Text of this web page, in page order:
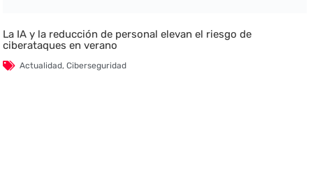
La IA y la reducción de personal elevan el riesgo de
ciberataques en verano
Actualidad,Ciberseguridad